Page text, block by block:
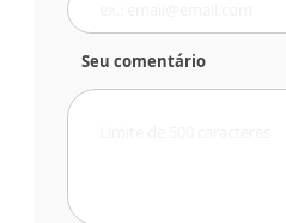
Seu comentário